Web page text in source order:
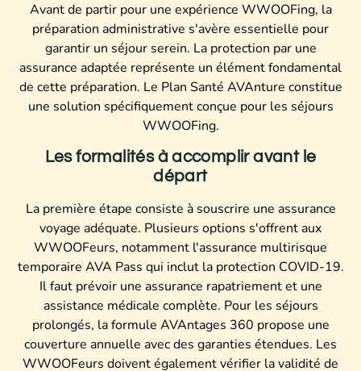
Avant de partir pour une expérience WWOOFing, la
préparation administrative s'avère essentielle pour
garantir un séjour serein. La protection par une
assurance adaptée représente un élément fondamental
de cette préparation. Le Plan Santé AVAnture constitue
une solution spécifiquement conçue pour les séjours
WWOOFing.
Les formalités à accomplir avant le
départ
La première étape consiste à souscrire une assurance
voyage adéquate. Plusieurs options s'offrent aux
WWOOFeurs, notamment l'assurance multirisque
temporaire AVA Pass qui inclut la protection COVID-19.
Il faut prévoir une assurance rapatriement et une
assistance médicale complète. Pour les séjours
prolongés, la formule AVAntages 360 propose une
couverture annuelle avec des garanties étendues. Les
WWOOFeurs doivent également vérifier la validité de